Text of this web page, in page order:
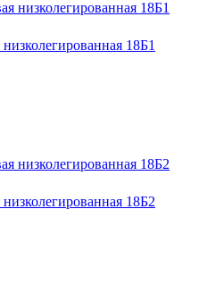
18Б1
низколегированная 18Б2